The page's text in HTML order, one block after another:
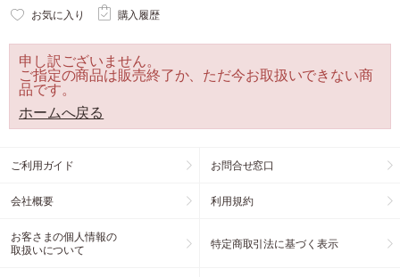
お気に入り 購入履歴
申し訳ございません。
ご指定の商品は販売終了か、ただ今お取扱いできない商
品です。
ホームへ戻る
ご利用ガイド お問合せ窓口
会社概要 利用規約
お客さまの個人情報の
取扱いについて
特定商取引法に基づく表示